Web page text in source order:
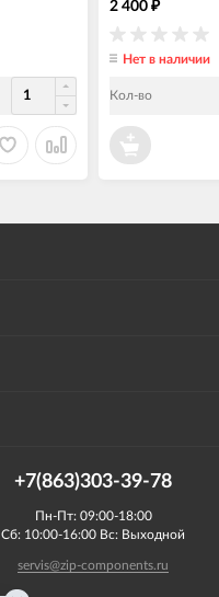
2 400 ₽
Нет в наличии
Кол-во
+7(863)303-39-78
Пн-Пт: 09:00-18:00
Сб: 10:00-16:00 Вс: Выходной
servis@zip-components.ru